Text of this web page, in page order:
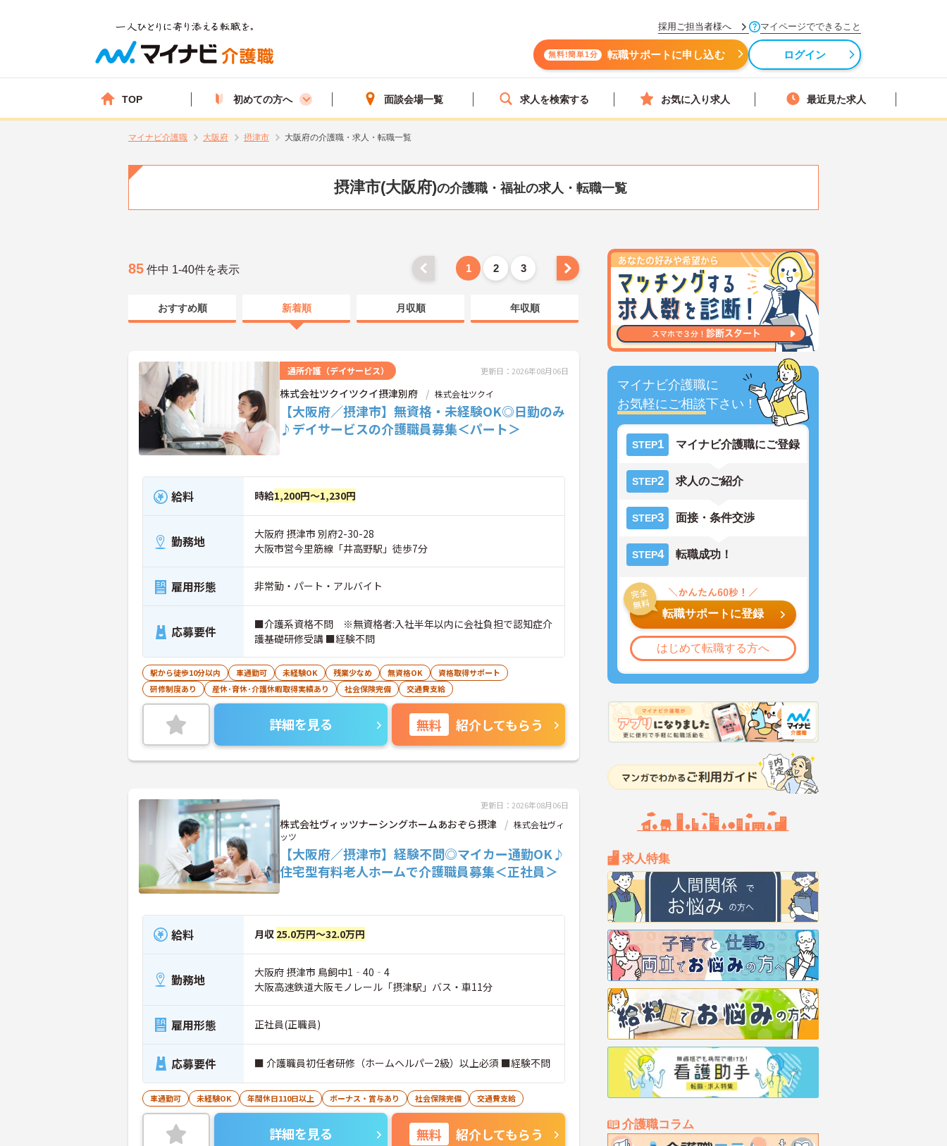
採用ご担当者様へ マイページでできること
無料!簡単1分 転職サポートに申し込む ログイン
TOP 初めての方へ 面談会場一覧 求人を検索する お気に入り求人 最近見た求人
マイナビ介護職 大阪府 摂津市 大阪府の介護職・求人・転職一覧
摂津市(大阪府)の介護職・福祉の求人・転職一覧
マイナビ介護職に
お気軽にご相談下さい！
STEP1 マイナビ介護職にご登録
STEP2 求人のご紹介
STEP3 面接・条件交渉
STEP4 転職成功！
転職サポートに登録
はじめて転職する方へ
求人特集
介護職コラム
85 件中 1-40件を表示 1 2 3
おすすめ順 新着順 月収順 年収順
通所介護（デイサービス） 更新日：2026年08月06日
株式会社ツクイツクイ摂津別府 株式会社ツクイ
【大阪府／摂津市】無資格・未経験OK◎日勤のみ
♪デイサービスの介護職員募集＜パート＞
給料 時給1,200円～1,230円
勤務地
大阪府 摂津市 別府2-30-28
大阪市営今里筋線「井高野駅」徒歩7分
雇用形態 非常勤・パート・アルバイト
応募要件
■介護系資格不問 ※無資格者:入社半年以内に会社負担で認知症介
護基礎研修受講 ■経験不問
駅から徒歩10分以内 車通勤可 未経験OK 残業少なめ 無資格OK
資格取得サポート
研修制度あり
産休･育休･介護休暇取得実績あり 社会保険完備 交通費支給
詳細を見る 無料 紹介してもらう
更新日：2026年08月06日
株式会社ヴィッツナーシングホームあおぞら摂津
株式会社ヴィ
ッツ
【大阪府／摂津市】経験不問◎マイカー通勤OK♪
住宅型有料老人ホームで介護職員募集＜正社員＞
給料 月収 25.0万円～32.0万円
勤務地
大阪府 摂津市 鳥飼中1‐40‐4
大阪高速鉄道大阪モノレール「摂津駅」バス・車11分
雇用形態 正社員(正職員)
応募要件 ■ 介護職員初任者研修（ホームヘルパー2級）以上必須 ■経験不問
車通勤可 未経験OK 年間休日110日以上 ボーナス・賞与あり 社会保険完備 交通費支給
詳細を見る 無料 紹介してもらう